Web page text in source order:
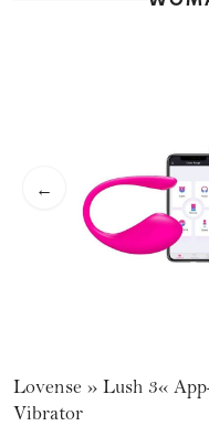
←
Lovense » Lush 3«
Vibrator